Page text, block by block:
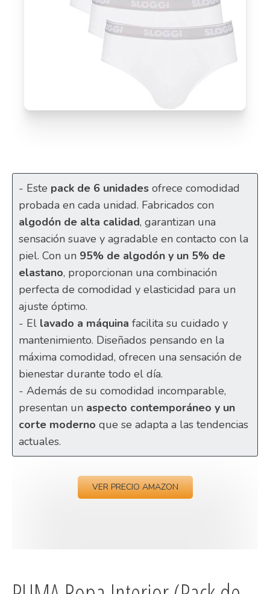
- Este pack de 6 unidades ofrece comodidad
probada en cada unidad. Fabricados con
algodón de alta calidad, garantizan una
sensación suave y agradable en contacto con la
piel. Con un 95% de algodón y un 5% de
elastano, proporcionan una combinación
perfecta de comodidad y elasticidad para un
ajuste óptimo.
- El lavado a máquina facilita su cuidado y
mantenimiento. Diseñados pensando en la
máxima comodidad, ofrecen una sensación de
bienestar durante todo el día.
- Además de su comodidad incomparable,
presentan un aspecto contemporáneo y un
corte moderno que se adapta a las tendencias
actuales.
VER PRECIO AMAZON